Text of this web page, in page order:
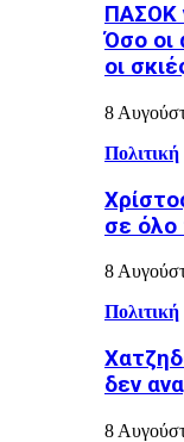
ΠΑΣΟΚ
Όσο οι
οι
8
Πολιτική
σε όλο
8
Πολιτική
δεν
8